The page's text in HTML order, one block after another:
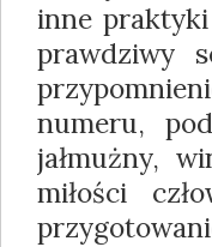
inne
prawdziwy
numeru,
jałmużny,
miłości